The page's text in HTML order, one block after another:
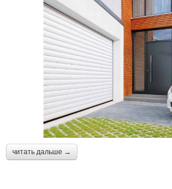
читать дальше →